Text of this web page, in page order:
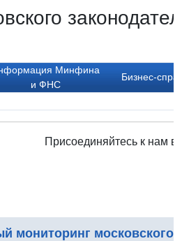
Минфина
и ФНС
Бизнес-
Присоединяйтесь к нам в:
мониторинг московского